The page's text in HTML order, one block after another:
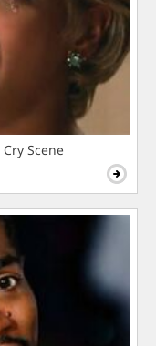
Scene